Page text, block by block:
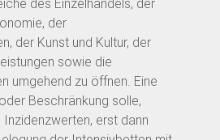
des Einzelhandels, der
der
der Kunst und Kultur, der
sowie die
umgehend zu öffnen. Eine
Beschränkung solle,
erst dann